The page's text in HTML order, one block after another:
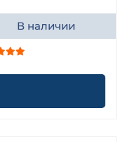
В наличии